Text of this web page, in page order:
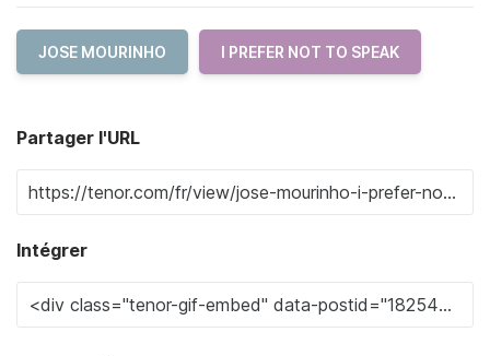
JOSE MOURINHO I PREFER NOT TO SPEAK
Partager l'URL
Intégrer